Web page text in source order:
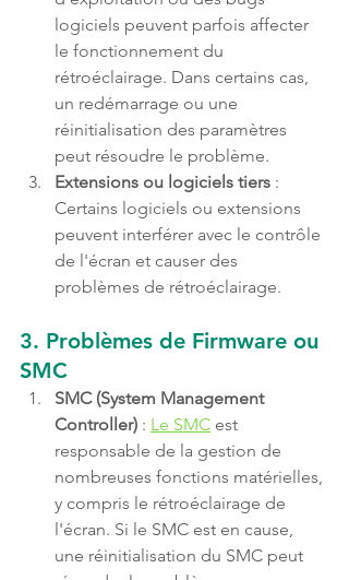
logiciels peuvent parfois affecter
le fonctionnement du
rétroéclairage. Dans certains cas,
un redémarrage ou une
réinitialisation des paramètres
peut résoudre le problème.
Extensions ou logiciels tiers :
Certains logiciels ou extensions
peuvent interférer avec le contrôle
de l'écran et causer des
problèmes de rétroéclairage.
3. Problèmes de Firmware ou
SMC
SMC (System Management
Controller) : Le SMC est
responsable de la gestion de
nombreuses fonctions matérielles,
y compris le rétroéclairage de
l'écran. Si le SMC est en cause,
une réinitialisation du SMC peut